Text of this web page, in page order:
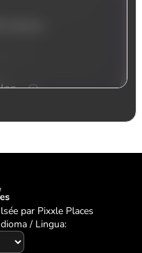
par Pixxle Places
/ Lingua: